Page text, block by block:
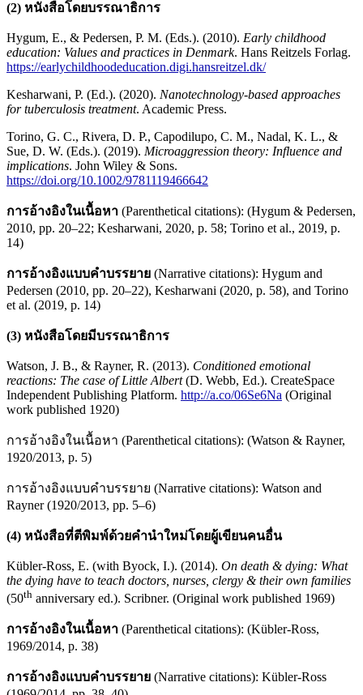
(2) หนังสือโดยบรรณาธิการ
Hygum, E., & Pedersen, P. M. (Eds.). (2010). Early childhood
education: Values and practices in Denmark. Hans Reitzels Forlag.
https://earlychildhoodeducation.digi.hansreitzel.dk/
Kesharwani, P. (Ed.). (2020). Nanotechnology-based approaches
for tuberculosis treatment. Academic Press.
Torino, G. C., Rivera, D. P., Capodilupo, C. M., Nadal, K. L., &
Sue, D. W. (Eds.). (2019). Microaggression theory: Influence and
implications. John Wiley & Sons.
https://doi.org/10.1002/9781119466642
การอ้างอิงในเนื้อหา (Parenthetical citations): (Hygum & Pedersen,
2010, pp. 20–22; Kesharwani, 2020, p. 58; Torino et al., 2019, p.
14)
การอ้างอิงแบบคำบรรยาย (Narrative citations): Hygum and
Pedersen (2010, pp. 20–22), Kesharwani (2020, p. 58), and Torino
et al. (2019, p. 14)
(3) หนังสือโดยมีบรรณาธิการ
Watson, J. B., & Rayner, R. (2013). Conditioned emotional
reactions: The case of Little Albert(D. Webb, Ed.). CreateSpace
Independent Publishing Platform. http://a.co/06Se6Na (Original
work published 1920)
การอ้างอิงในเนื้อหา (Parenthetical citations): (Watson & Rayner,
1920/2013, p. 5)
การอ้างอิงแบบคำบรรยาย (Narrative citations): Watson and
Rayner (1920/2013, pp. 5–6)
(4) หนังสือที่ตีพิมพ์ด้วยคำนำใหม่โดยผู้เขียนคนอื่น
Kübler-Ross, E. (with Byock, I.). (2014). On death & dying: What
the dying have to teach doctors, nurses, clergy & their own families
(50th anniversary ed.). Scribner. (Original work published 1969)
การอ้างอิงในเนื้อหา (Parenthetical citations): (Kübler-Ross,
1969/2014, p. 38)
การอ้างอิงแบบคำบรรยาย (Narrative citations): Kübler-Ross